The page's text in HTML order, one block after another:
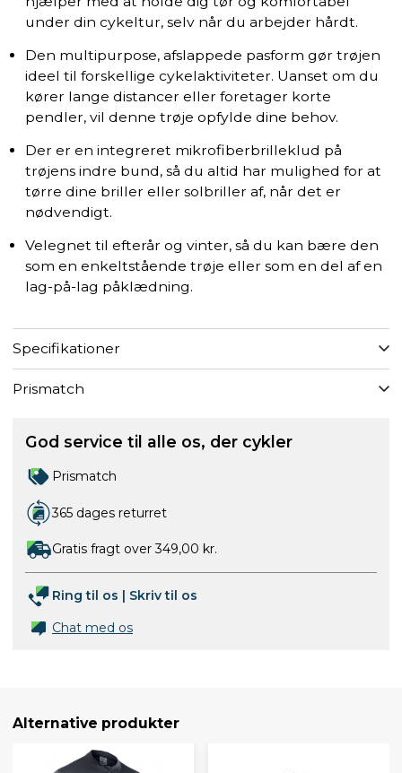
under din cykeltur, selv når du arbejder hårdt.
Den multipurpose, afslappede pasform gør trøjen
ideel til forskellige cykelaktiviteter. Uanset om du
kører lange distancer eller foretager korte
pendler, vil denne trøje opfylde dine behov.
Der er en integreret mikrofiberbrilleklud på
trøjens indre bund, så du altid har mulighed for at
tørre dine briller eller solbriller af, når det er
nødvendigt.
Velegnet til efterår og vinter, så du kan bære den
som en enkeltstående trøje eller som en del af en
lag-på-lag påklædning.
Specifikationer
Prismatch
God service til alle os, der cykler
Prismatch
365 dages returret
Gratis fragt over 349,00 kr.
Ring til os
Skriv til os
Chat med os
Alternative produkter